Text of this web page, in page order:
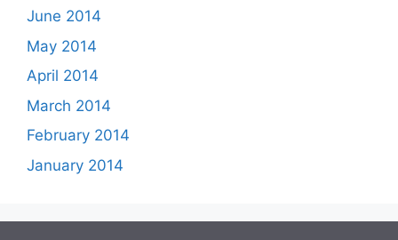
June 2014
May 2014
April 2014
March 2014
February 2014
January 2014